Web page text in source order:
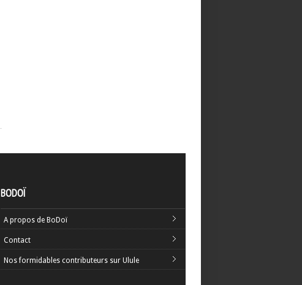
BODOÏ
A propos de BoDoï
Contact
Nos formidables contributeurs sur Ulule